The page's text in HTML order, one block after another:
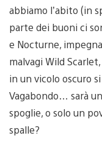
abbiamo l’abito (in
parte dei buoni ci
e Nocturne,
malvagi Wild
in un vicolo oscuro
Vagabondo… sarà
spoglie, o solo un
spalle?